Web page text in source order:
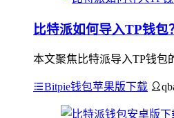
比特派如何导入TP钱
本文聚焦比特派导入TP钱包
Bitpie钱包苹果版下载